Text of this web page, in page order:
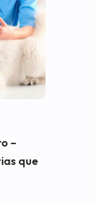
–
que